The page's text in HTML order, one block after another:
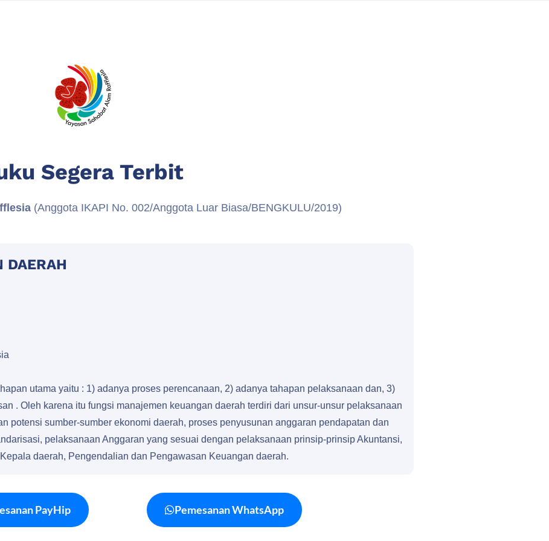
Segera Terbit
(Anggota IKAPI No. 002/Anggota Luar Biasa/BENGKULU/2019)
DAERAH
utama yaitu : 1) adanya proses perencanaan, 2) adanya tahapan pelaksanaan dan, 3)
. Oleh karena itu fungsi manajemen keuangan daerah terdiri dari unsur-unsur pelaksanaan
potensi sumber-sumber ekonomi daerah, proses penyusunan anggaran pendapatan dan
pelaksanaan Anggaran yang sesuai dengan pelaksanaan prinsip-prinsip Akuntansi,
daerah, Pengendalian dan Pengawasan Keuangan daerah.
PayHip Pemesanan WhatsApp